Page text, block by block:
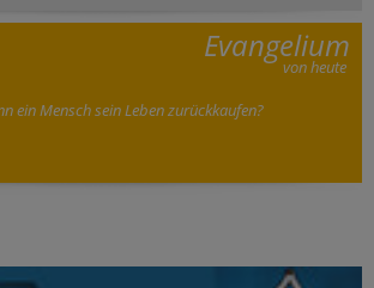
Evangelium
von heute
ein Mensch sein Leben zurückkaufen?